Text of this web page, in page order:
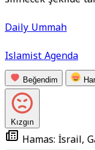
Daily Ummah
Islamist Agenda
Beğendim
Kızgın
Hamas: İsrail,